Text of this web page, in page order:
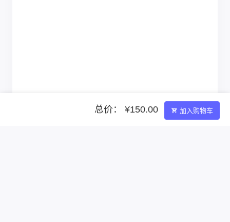
总价： ¥150.00 加入购物车